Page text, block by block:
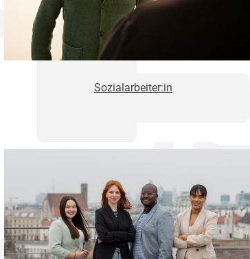
Sozialarbeiter:in